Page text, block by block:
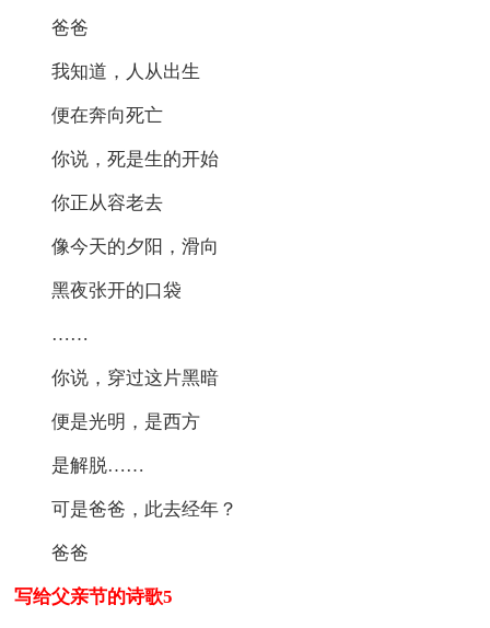
爸爸
我知道，人从出生
便在奔向死亡
你说，死是生的开始
你正从容老去
像今天的夕阳，滑向
黑夜张开的口袋
……
你说，穿过这片黑暗
便是光明，是西方
是解脱……
可是爸爸，此去经年？
爸爸
写给父亲节的诗歌5